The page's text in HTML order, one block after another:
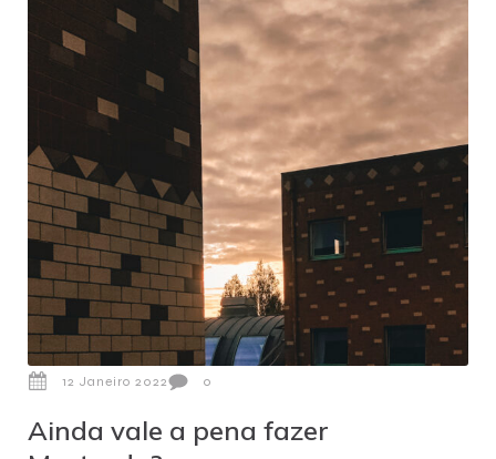
12 Janeiro 2022 0
Ainda vale a pena fazer